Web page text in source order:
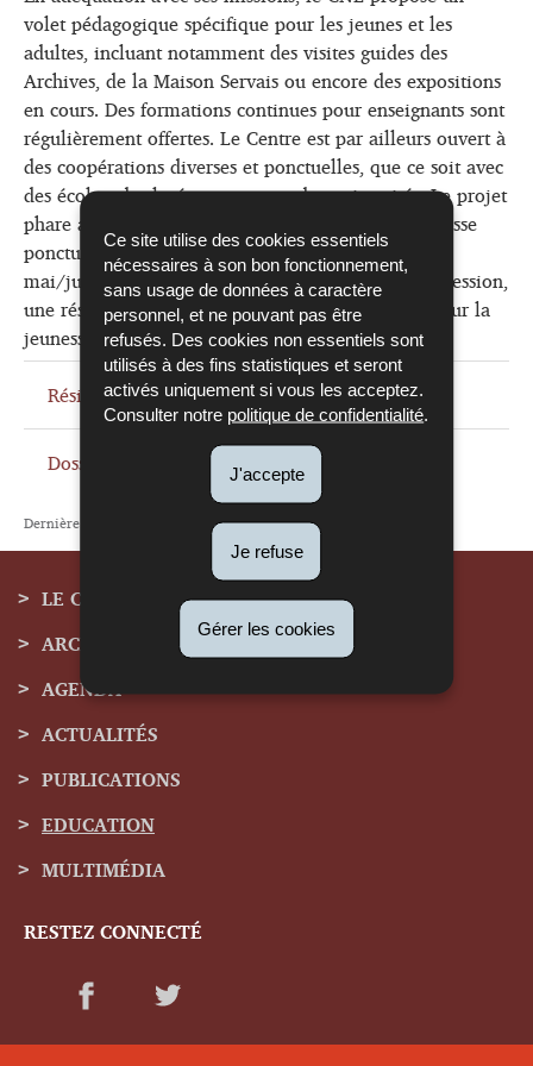
Ce site utilise des cookies essentiels
nécessaires à son bon fonctionnement,
sans usage de données à caractère
personnel, et ne pouvant pas être
refusés. Des cookies non essentiels sont
utilisés à des fins statistiques et seront
activés uniquement si vous les acceptez.
Consulter notre politique de confidentialité.
J'accepte
Je refuse
Gérer les cookies
volet pédagogique spécifique pour les jeunes et les
adultes, incluant notamment des visites guides des
Archives, de la Maison Servais ou encore des expositions
en cours. Des formations continues pour enseignants sont
régulièrement offertes. Le Centre est par ailleurs ouvert à
des coopérations diverses et ponctuelles, que ce soit avec
des écoles, des lycées ou encore des universités. Le projet
phare axé sur le livre pour enfants et pour la jeunesse
ponctuent le calendrier des événements du CNL en
mai/juin est Struwwelpippi kommt zur Springprozession,
une résidence d’auteur de livres pour enfants et pour la
jeunesse.
Résidence d'auteur
Dossiers pédagogiques
Dernière mise à jour 11/11/2019
Menu
de
navigation
LE CNL
ARCHIVES
AGENDA
ACTUALITÉS
PUBLICATIONS
EDUCATION
MULTIMÉDIA
RESTEZ CONNECTÉ